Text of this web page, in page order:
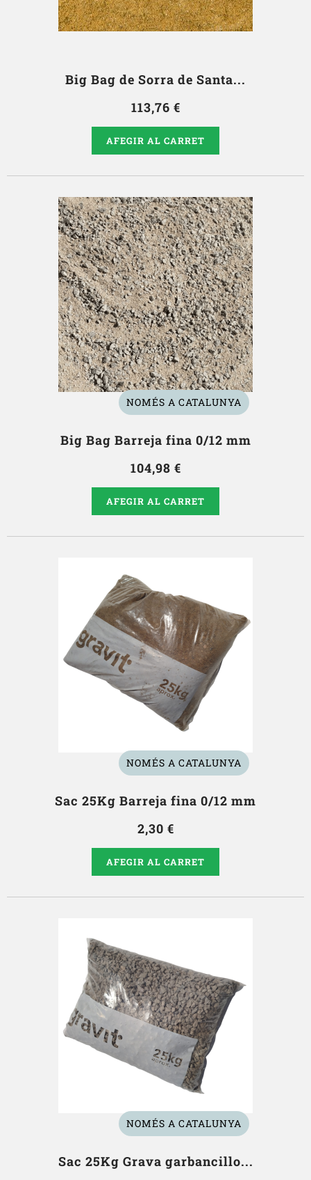
Big Bag de Sorra de Santa...
113,76 €
AFEGIR AL CARRET
NOMÉS A CATALUNYA
Big Bag Barreja fina 0/12 mm
104,98 €
AFEGIR AL CARRET
NOMÉS A CATALUNYA
Sac 25Kg Barreja fina 0/12 mm
2,30 €
AFEGIR AL CARRET
NOMÉS A CATALUNYA
Sac 25Kg Grava garbancillo...